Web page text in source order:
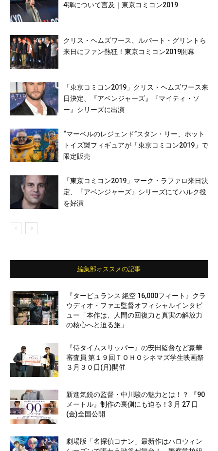
4弾について言及｜東京コミコン2019
クリス・ヘムズワース、ルパート・グリントら
来日にファン熱狂！東京コミコン2019開幕
「東京コミコン2019」クリス・ヘムズワース来
日決定、『アベンジャーズ』『マイティ・ソ
ー』シリーズに出演
“マーベルのレジェンド”スタン・リー、ホット
トイズ製フィギュアが「東京コミコン2019」で
限定販売
「東京コミコン2019」マーク・ラファロ来日決
定、『アベンジャーズ』シリーズにてハルク役
を好演
編集部オススメの記事
『タービュランス 絶空 16,000フィート』クラ
ウディオ・ファエ監督オフィシャルインタビ
ュー「本作は、人間の回復力と真実の解放力
の核心へと迫る旅」
『侍タイムスリッパー』の安田監督など豪華
審査員 第１９回ＴＯＨＯシネマズ学生映画祭
３月３０日(月)開催
新進気鋭の監督・中川駿の魅力とは！？ 『90
メートル』制作の裏側にも迫る！3 月 27 日
(金)全国公開
劇場版「名探偵コナン」最新作はハロウィン